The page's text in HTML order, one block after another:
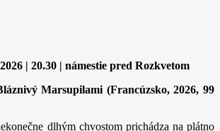
| 20.30 | námestie pred Rozkvetom
Marsupilami (Francúzsko, 2026, 99
dlhým chvostom prichádza na plátno